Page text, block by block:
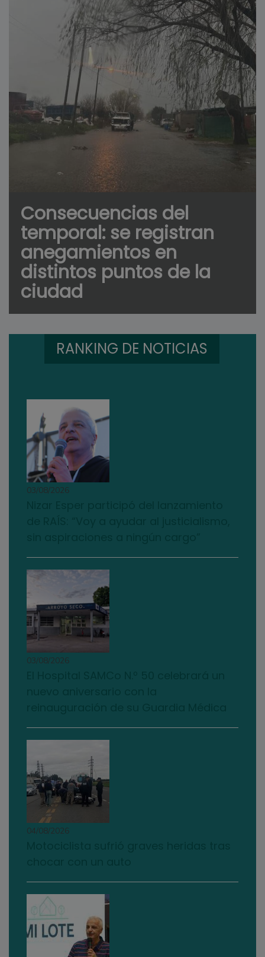
Consecuencias del
temporal: se registran
anegamientos en
distintos puntos de la
ciudad
RANKING DE NOTICIAS
03/08/2026
03/08/2026
04/08/2026